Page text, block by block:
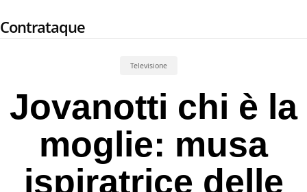
to
Contrataque
Televisione
Jovanotti chi è la
moglie: musa
ispiratrice delle